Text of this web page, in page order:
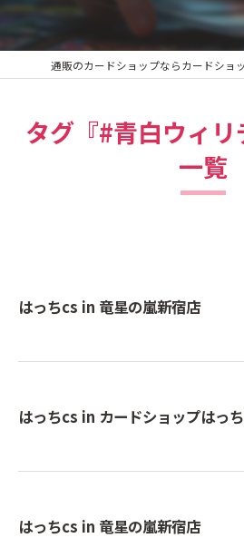
通販のカードショップならカードショ
タグ『#青白ウィ
一覧
はっちcs in 竜星の嵐新宿店
はっちcs in カードショップはっち
はっちcs in 竜星の嵐新宿店